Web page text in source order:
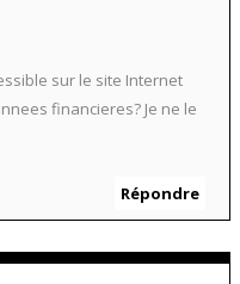
sur le site Internet
financieres? Je ne le
Répondre